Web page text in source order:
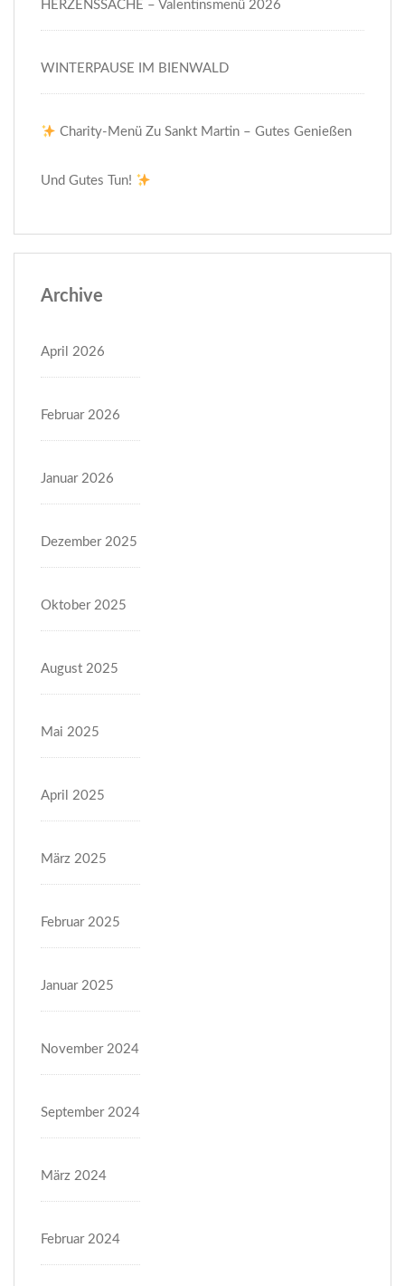
HERZENSSACHE – Valentinsmenü 2026
WINTERPAUSE IM BIENWALD
Charity-Menü Zu Sankt Martin – Gutes Genießen
Und Gutes Tun!
Archive
April 2026
Februar 2026
Januar 2026
Dezember 2025
Oktober 2025
August 2025
Mai 2025
April 2025
März 2025
Februar 2025
Januar 2025
November 2024
September 2024
März 2024
Februar 2024